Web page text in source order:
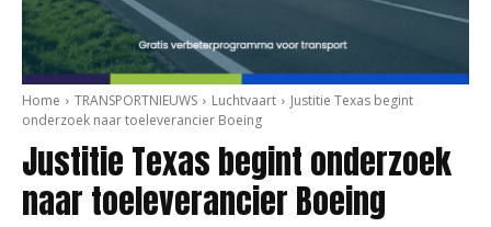
Home TRANSPORTNIEUWS Luchtvaart
Justitie Texas begint
onderzoek naar toeleverancier Boeing
Justitie Texas begint onderzoek
naar toeleverancier Boeing